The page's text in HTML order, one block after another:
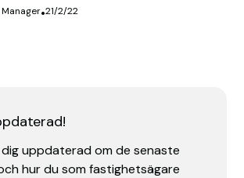
•21/2/22
dig uppdaterad om de senaste
hur du som fastighetsägare